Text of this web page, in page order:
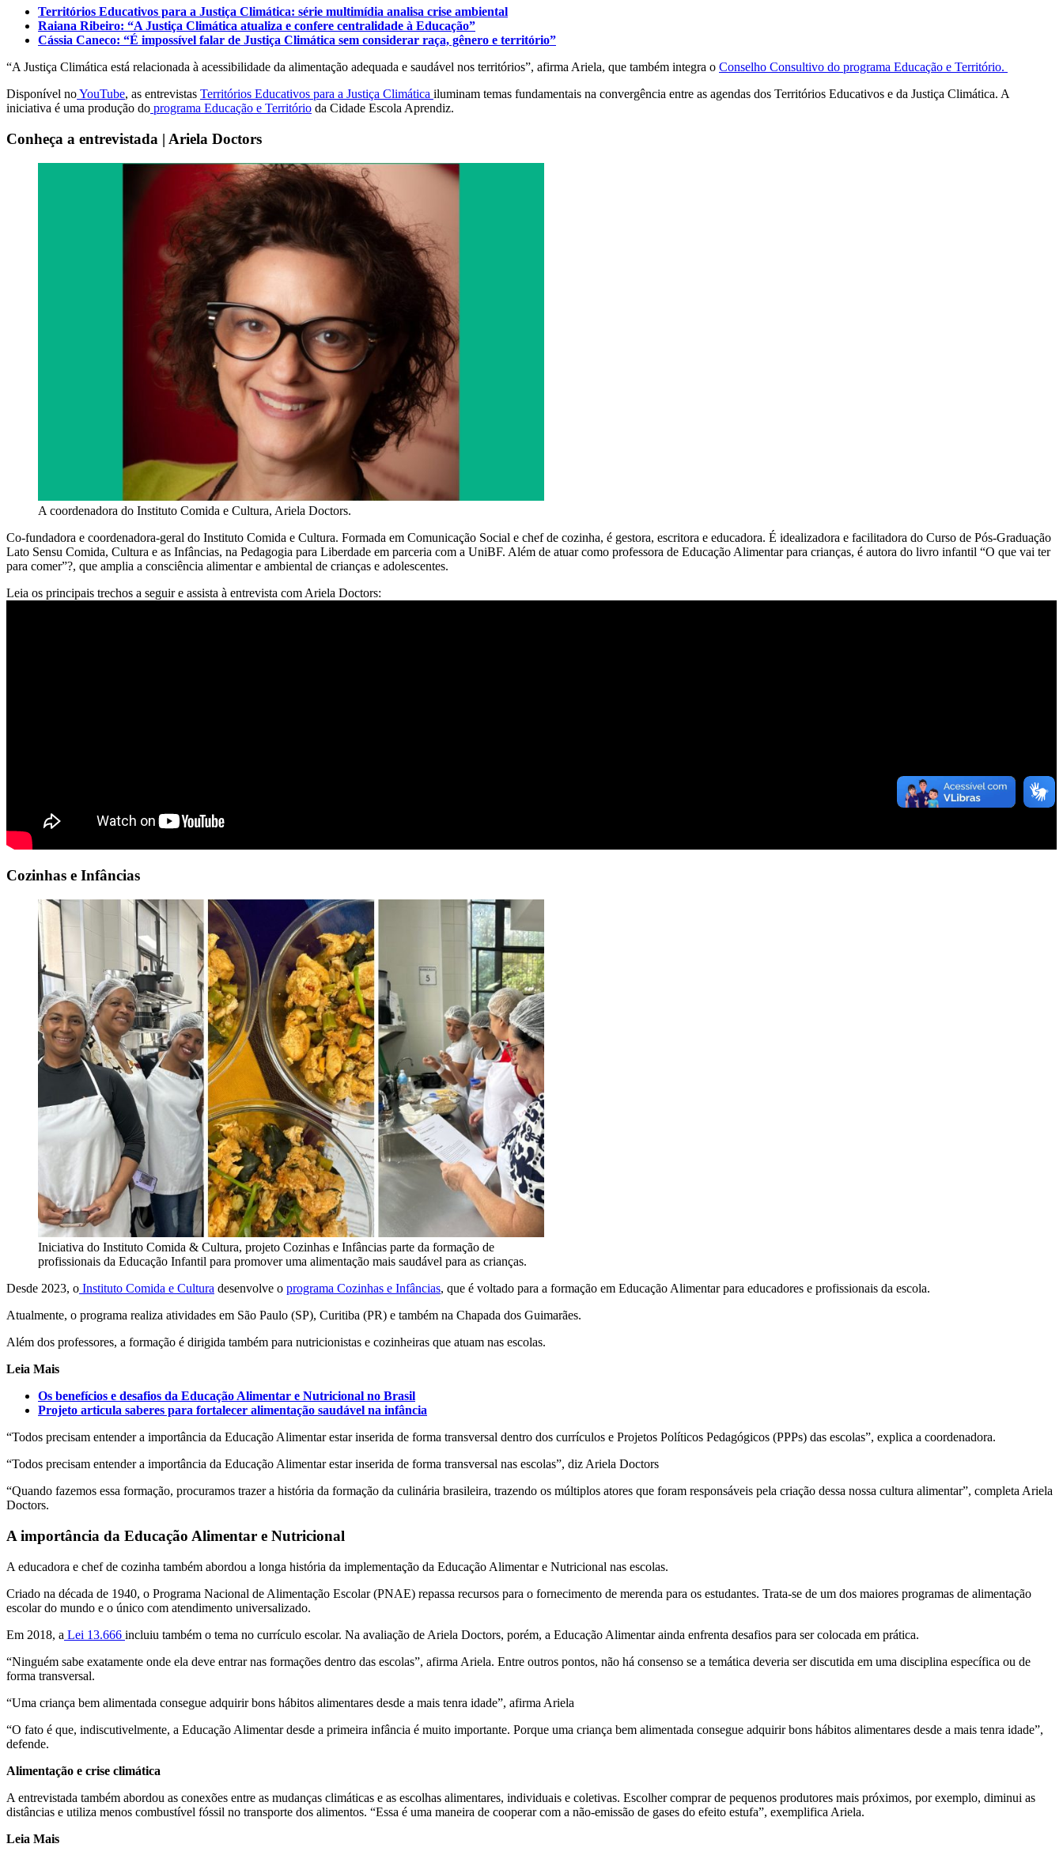
Territórios Educativos para a Justiça Climática: série multimídia analisa crise ambiental
Raiana Ribeiro: “A Justiça Climática atualiza e confere centralidade à Educação”
Cássia Caneco: “É impossível falar de Justiça Climática sem considerar raça, gênero e território”
“A Justiça Climática está relacionada à acessibilidade da alimentação adequada e saudável nos territórios”, afirma Ariela, que também integra o Conselho Consultivo do programa Educação e Território.
Disponível noYouTube, as entrevistas Territórios Educativos para a Justiça Climática iluminam temas fundamentais na convergência entre as agendas dos Territórios Educativos e da Justiça Climática. A
iniciativa é uma produção do programa Educação e Território da Cidade Escola Aprendiz.
Conheça a entrevistada | Ariela Doctors
A coordenadora do Instituto Comida e Cultura, Ariela Doctors.
Co-fundadora e coordenadora-geral do Instituto Comida e Cultura. Formada em Comunicação Social e chef de cozinha, é gestora, escritora e educadora. É idealizadora e facilitadora do Curso de Pós-Graduação
Lato Sensu Comida, Cultura e as Infâncias, na Pedagogia para Liberdade em parceria com a UniBF. Além de atuar como professora de Educação Alimentar para crianças, é autora do livro infantil “O que vai ter
para comer”?, que amplia a consciência alimentar e ambiental de crianças e adolescentes.
Leia os principais trechos a seguir e assista à entrevista com Ariela Doctors:
Cozinhas e Infâncias
Iniciativa do Instituto Comida & Cultura, projeto Cozinhas e Infâncias parte da formação de
profissionais da Educação Infantil para promover uma alimentação mais saudável para as crianças.
Desde 2023, o Instituto Comida e Cultura desenvolve o programa Cozinhas e Infâncias, que é voltado para a formação em Educação Alimentar para educadores e profissionais da escola.
Atualmente, o programa realiza atividades em São Paulo (SP), Curitiba (PR) e também na Chapada dos Guimarães.
Além dos professores, a formação é dirigida também para nutricionistas e cozinheiras que atuam nas escolas.
Leia Mais
Os benefícios e desafios da Educação Alimentar e Nutricional no Brasil
Projeto articula saberes para fortalecer alimentação saudável na infância
“Todos precisam entender a importância da Educação Alimentar estar inserida de forma transversal dentro dos currículos e Projetos Políticos Pedagógicos (PPPs) das escolas”, explica a coordenadora.
“Todos precisam entender a importância da Educação Alimentar estar inserida de forma transversal nas escolas”, diz Ariela Doctors
“Quando fazemos essa formação, procuramos trazer a história da formação da culinária brasileira, trazendo os múltiplos atores que foram responsáveis pela criação dessa nossa cultura alimentar”, completa Ariela
Doctors.
A importância da Educação Alimentar e Nutricional
A educadora e chef de cozinha também abordou a longa história da implementação da Educação Alimentar e Nutricional nas escolas.
Criado na década de 1940, o Programa Nacional de Alimentação Escolar (PNAE) repassa recursos para o fornecimento de merenda para os estudantes. Trata-se de um dos maiores programas de alimentação
escolar do mundo e o único com atendimento universalizado.
Em 2018, a Lei 13.666 incluiu também o tema no currículo escolar. Na avaliação de Ariela Doctors, porém, a Educação Alimentar ainda enfrenta desafios para ser colocada em prática.
“Ninguém sabe exatamente onde ela deve entrar nas formações dentro das escolas”, afirma Ariela. Entre outros pontos, não há consenso se a temática deveria ser discutida em uma disciplina específica ou de
forma transversal.
“Uma criança bem alimentada consegue adquirir bons hábitos alimentares desde a mais tenra idade”, afirma Ariela
“O fato é que, indiscutivelmente, a Educação Alimentar desde a primeira infância é muito importante. Porque uma criança bem alimentada consegue adquirir bons hábitos alimentares desde a mais tenra idade”,
defende.
Alimentação e crise climática
A entrevistada também abordou as conexões entre as mudanças climáticas e as escolhas alimentares, individuais e coletivas. Escolher comprar de pequenos produtores mais próximos, por exemplo, diminui as
distâncias e utiliza menos combustível fóssil no transporte dos alimentos. “Essa é uma maneira de cooperar com a não-emissão de gases do efeito estufa”, exemplifica Ariela.
Leia Mais